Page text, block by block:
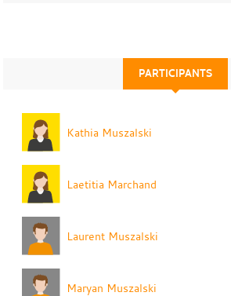
PARTICIPANTS
Kathia Muszalski
Laetitia Marchand
Laurent Muszalski
Maryan Muszalski